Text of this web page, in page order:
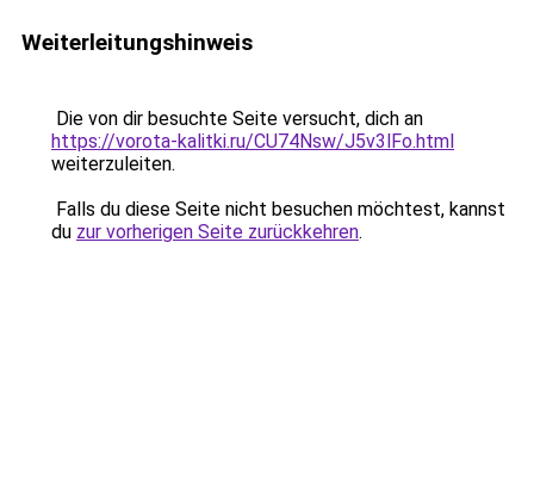
Weiterleitungshinweis
Die von dir besuchte Seite versucht, dich an
https://vorota-kalitki.ru/CU74Nsw/J5v3lFo.html
weiterzuleiten.
Falls du diese Seite nicht besuchen möchtest, kannst
du zur vorherigen Seite zurückkehren.